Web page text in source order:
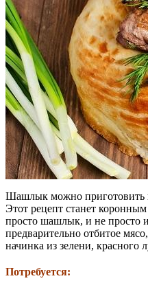
Шашлык можно приготовить
Этот рецепт станет
просто шашлык, и не просто
предварительно отбитое
начинка из зелени, красного
Потребуется: